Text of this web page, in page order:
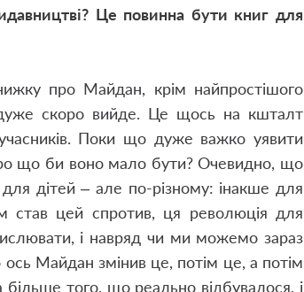
Це повинна бути книг для
про Майдан, крім найпростішого
дуже скоро вийде. Це щось на кшталт
Поки що дуже важко уявити
що би воно мало бути? Очевидно, що
дітей – але по-різному: інакше для
став цей спротив, ця революція для
і навряд чи ми можемо зараз
ось Майдан змінив це, потім це, а потім
того, що реально відбувалося, і